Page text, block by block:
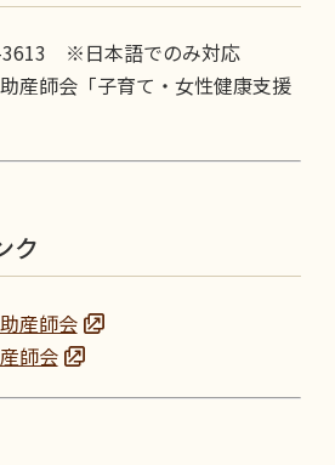
※日本語でのみ対応
産師会「子育て・女性健康支援
ク
産師会
師会